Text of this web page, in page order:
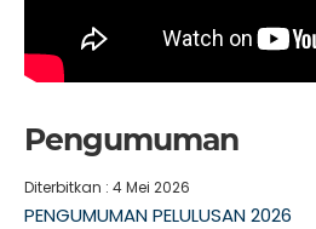
Pengumuman
Diterbitkan : 4 Mei 2026
PENGUMUMAN PELULUSAN 2026